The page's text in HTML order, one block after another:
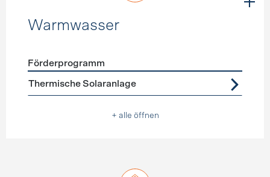
Warmwasser
Förderprogramme Warmwasser
Förderprogramm
Thermische Solaranlage
+ alle öffnen